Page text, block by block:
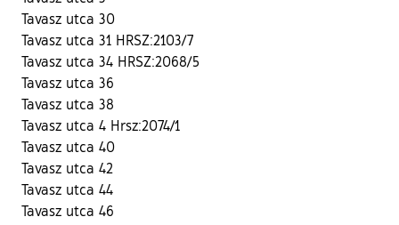
Tavasz utca 30
Tavasz utca 31 HRSZ:2103/7
Tavasz utca 34 HRSZ:2068/5
Tavasz utca 36
Tavasz utca 38
Tavasz utca 4 Hrsz:2074/1
Tavasz utca 40
Tavasz utca 42
Tavasz utca 44
Tavasz utca 46